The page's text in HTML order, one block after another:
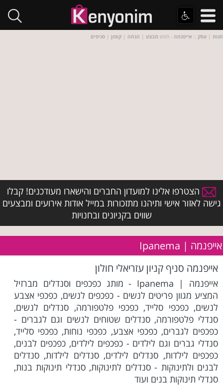
חנות | עסק :: אייפנמה - חפש מבצע | הנחה | קופון | סניפים
הצטרפו אלינו למועדון החברים והישארו מעודכנים! קבלו
גישה לאזור אישי ותיהנו מתזכורות במייל אודות אירועים ומבצעים
שווים בקניונים ובחנויות
אייפנמה | Ipanema
אייפנמה סניף קניון עזריאלי חולון
אייפנמה | Ipanema - מותג כפכפים וסנדלים מברזיל
המציע מגוון פריטים לנשים - כפכפים לנשים, כפכפי אצבע
לנשים, כפכפי סלייד, כפכפי פלטפורמה, סנדלים לנשים,
סנדלי פלטפורמה, סנדלים שטוחים לנשים וגם לגברים -
כפכפים לגברים, כפכפי אצבע, כפכפי נוחות, כפכפי סלייד,
סנדלי גברים וגם לילדים - כפכפים לילדים, כפכפים לבנים,
כפכפים לילדות, סנדלים לילדים, סנדלים לילדות, סנדלים
לבנים ולתינוקות - סנדלים לתינוקות, סנדלי תינוקות בנות,
סנדלי תינוקות בנים ועוד